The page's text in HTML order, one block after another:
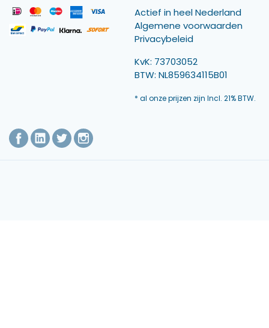
Actief in heel Nederland
Algemene voorwaarden
Privacybeleid
KvK: 73703052
BTW: NL859634115B01
* al onze prijzen zijn Incl. 21% BTW.